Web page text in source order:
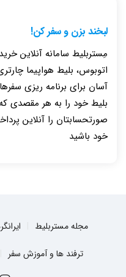
لبخند بزن و سفر کن!
مِستربلیط سامانه آنلاین
اتوبوس، بلیط هواپیما
آسان برای برنامه ریزی
بلیط خود را به هر مقصدی
صورتحسابتان را آنلاین
خود باشید
مجله مستربلیط
ترفند ها و آموزش سفر